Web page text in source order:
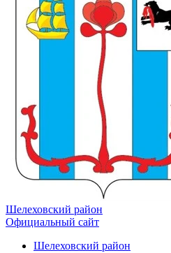
Шелеховский район
Официальный сайт
Шелеховский район